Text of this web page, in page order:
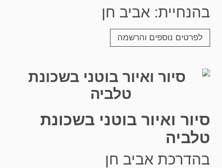
בהנחיית: אביב חן
לפרטים נוספים והרשמה
סיור ואיור בוטני בשכונת
טלביה
בהדרכת אביב חן